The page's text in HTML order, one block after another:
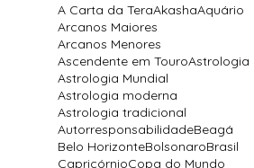
A Carta da TeraAkashaAquário
Arcanos Maiores
Arcanos Menores
Ascendente em TouroAstrologia
Astrologia Mundial
Astrologia moderna
Astrologia tradicional
AutorresponsabilidadeBeagá
Belo HorizonteBolsonaroBrasil
CapricórnioCopa do Mundo